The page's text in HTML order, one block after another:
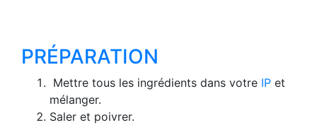
PRÉPARATION
Mettre tous les ingrédients dans votre IP et
mélanger.
Saler et poivrer.